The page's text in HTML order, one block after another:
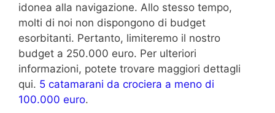
idonea alla navigazione. Allo stesso tempo,
molti di noi non dispongono di budget
esorbitanti. Pertanto, limiteremo il nostro
budget a 250.000 euro. Per ulteriori
informazioni, potete trovare maggiori dettagli
qui. 5 catamarani da crociera a meno di
100.000 euro.